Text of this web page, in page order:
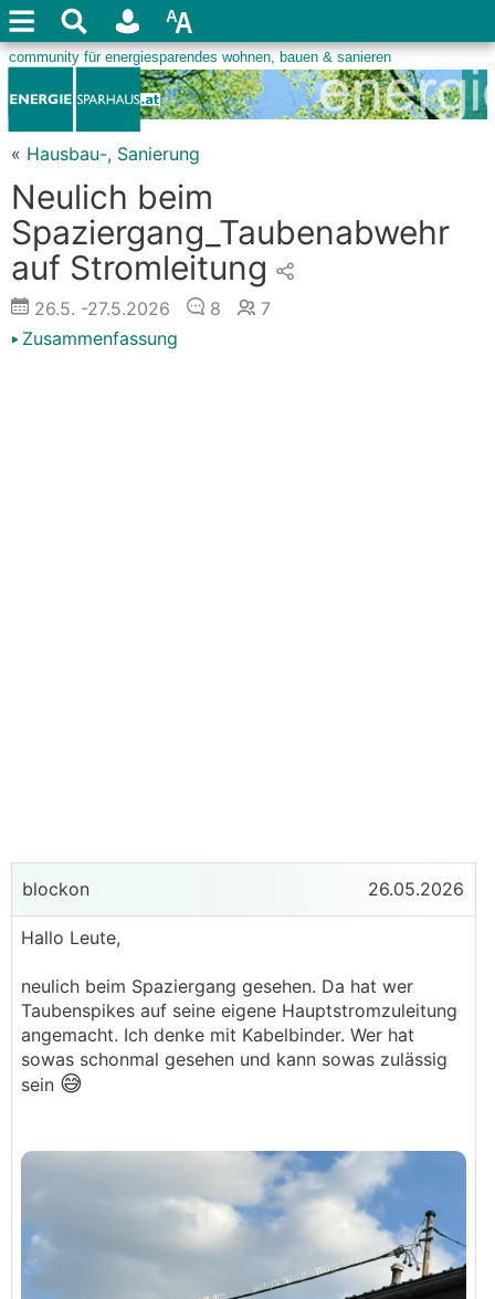
« Hausbau-, Sanierung
Neulich beim
Spaziergang_Taubenabwehr
auf Stromleitung
26.5. -27.5.2026 8
7
Zusammenfassung
blockon 26.05.2026
Hallo Leute,
neulich beim Spaziergang gesehen. Da hat wer
Taubenspikes auf seine eigene Hauptstromzuleitung
angemacht. Ich denke mit Kabelbinder. Wer hat
sowas schonmal gesehen und kann sowas zulässig
sein 😅